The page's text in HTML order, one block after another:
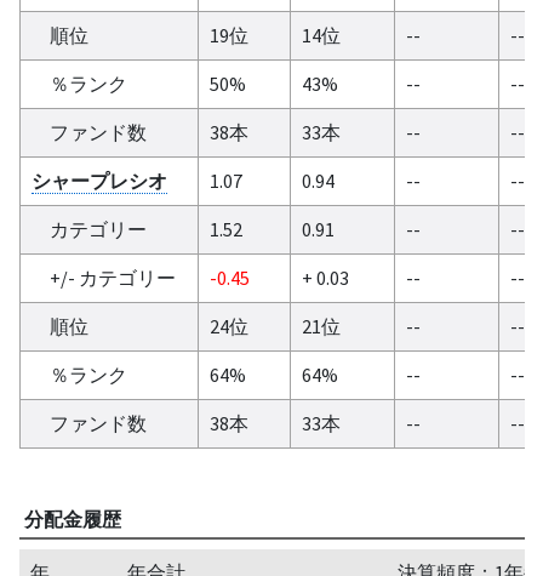
順位
19位 14位 --
--
％ランク
50% 43% --
--
ファンド数
38本 33本 --
--
シャープレシオ
1.07 0.94 --
--
カテゴリー
1.52 0.91 --
--
+/- カテゴリー
-0.45 + 0.03 --
--
順位
24位 21位 --
--
％ランク
64% 64% --
--
ファンド数
38本 33本 -- --
分配金履歴